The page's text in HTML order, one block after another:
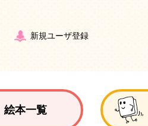
新規ユーザ登録
絵本一覧